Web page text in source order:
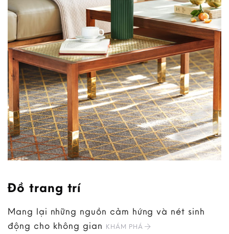
Đồ trang trí
Mang lại những nguồn cảm hứng và nét sinh
động cho không gian KHÁM PHÁ